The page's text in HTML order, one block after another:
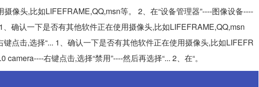
像头,比如LIFEFRAME,QQ,msn等。 2、在“设备管理器”----图像设备----
确认一下是否有其他软件正在使用摄像头,比如LIFEFRAME,QQ,msn
点击,选择“... 1、确认一下是否有其他软件正在使用摄像头,比如LIFEFR
右键点击,选择“禁用”----然后再选择“... 2、在“。